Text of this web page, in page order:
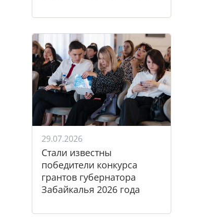
29.07.2026
Стали известны
победители конкурса
грантов губернатора
Забайкалья 2026 года